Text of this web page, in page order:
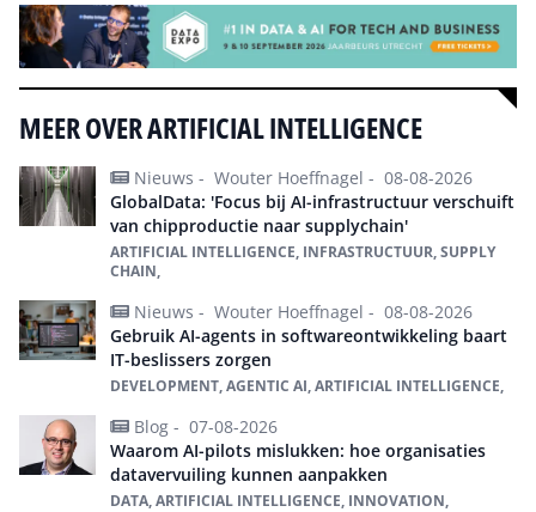
MEER OVER ARTIFICIAL INTELLIGENCE
Nieuws - Wouter Hoeffnagel - 08-08-2026
GlobalData: 'Focus bij AI-infrastructuur verschuift
van chipproductie naar supplychain'
ARTIFICIAL INTELLIGENCE, INFRASTRUCTUUR, SUPPLY
CHAIN,
Nieuws - Wouter Hoeffnagel - 08-08-2026
Gebruik AI-agents in softwareontwikkeling baart
IT-beslissers zorgen
DEVELOPMENT, AGENTIC AI, ARTIFICIAL INTELLIGENCE,
Blog - 07-08-2026
Waarom AI-pilots mislukken: hoe organisaties
datavervuiling kunnen aanpakken
DATA, ARTIFICIAL INTELLIGENCE, INNOVATION,